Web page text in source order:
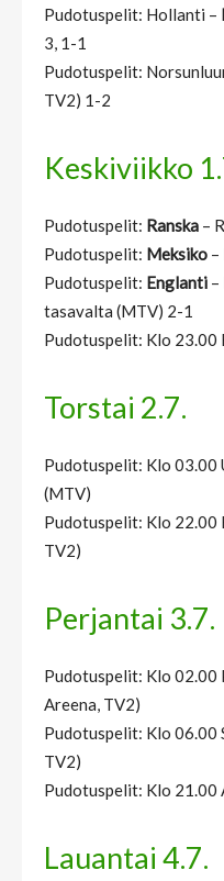
Pudotuspelit: Hollanti –
3, 1-1
Pudotuspelit:
TV2) 1-2
Keskiviikko
Pudotuspelit: Ranska –
Pudotuspelit: Meksiko –
Pudotuspelit: Englanti
tasavalta (MTV) 2-1
Pudotuspelit: Klo 23.00
Torstai 2.7.
Pudotuspelit: Klo 03.00
(MTV)
Pudotuspelit: Klo 22.00
TV2)
Perjantai 3.7.
Pudotuspelit: Klo 02.00
Areena, TV2)
Pudotuspelit: Klo 06.00
TV2)
Pudotuspelit: Klo 21.00
Lauantai 4.7.